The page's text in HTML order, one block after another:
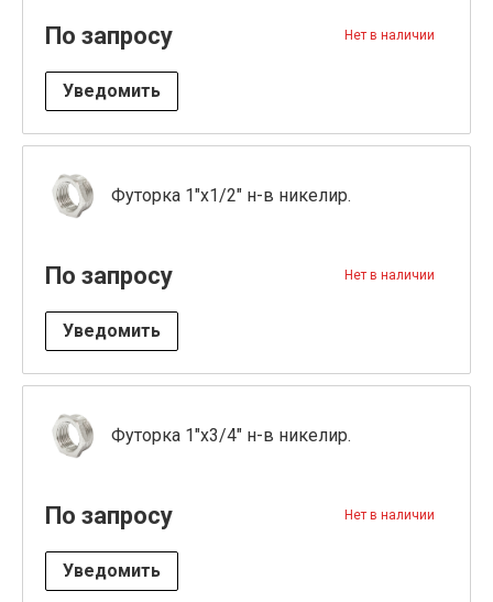
По запросу Нет в наличии
Уведомить
Футорка 1"x1/2" н-в никелир.
По запросу Нет в наличии
Уведомить
Футорка 1"x3/4" н-в никелир.
По запросу Нет в наличии
Уведомить